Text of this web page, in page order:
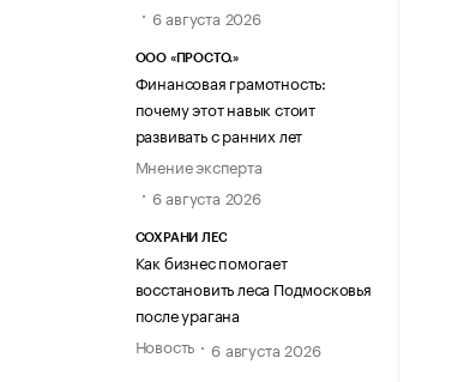
6 августа 2026
ООО «ПРОСТО.»
Финансовая грамотность:
почему этот навык стоит
развивать с ранних лет
Мнение эксперта
6 августа 2026
СОХРАНИ ЛЕС
Как бизнес помогает
восстановить леса Подмосковья
после урагана
Новость
6 августа 2026